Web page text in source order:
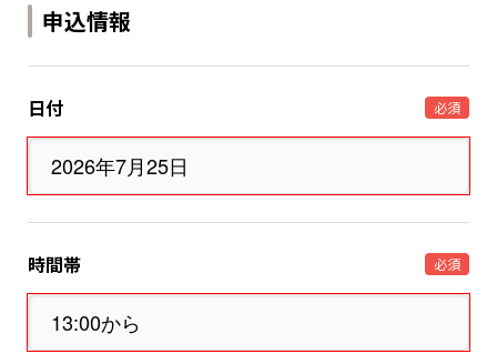
申込情報
日付 必須
時間帯 必須